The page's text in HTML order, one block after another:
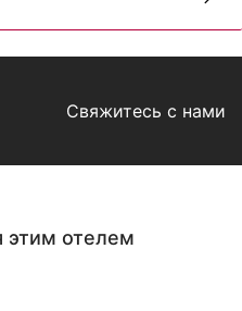
Свяжитесь с нами
этим отелем